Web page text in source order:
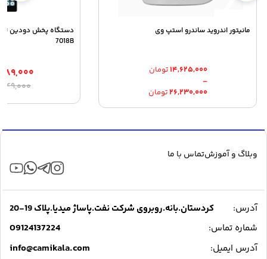
مانیتور اندروید ساندرو استپ وی
۲۶,۲۳۰,۰۰۰تومان
–
۱۴,۶۲۵,۰۰۰تومان
Price
range:
۱۴,۶۲۵,۰۰۰ تومان
۲۶,۲۳۰,۰۰۰ تومان
7018B
وبلاگ و آموزشتماس با ما
آدرس:
کردستان.بانه.روبروی شرکت نفت.پاساژ میدیا.پلاک 19-20
شماره تماس:
09124137224
آدرس ایمیل: info@camikala.com